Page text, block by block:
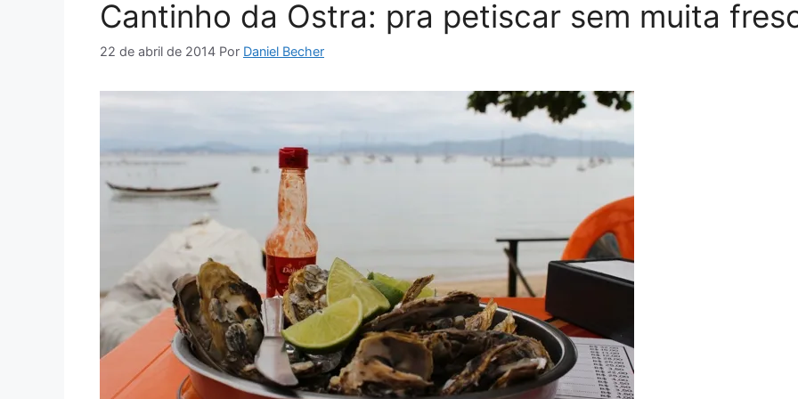
Cantinho da Ostra: pra petiscar sem muita
22 de abril de 2014 Por Daniel Becher